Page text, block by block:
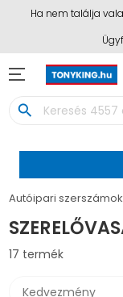
Ha nem találja
search
Autóipari szerszámok
17 termék